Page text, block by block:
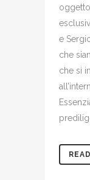
e
che
che si